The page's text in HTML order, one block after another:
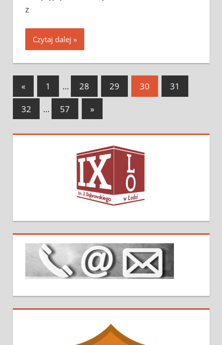
z
Czytaj dalej
Nawigacja
wpisów
«Previous
Posts
1 … 28 29 30
31
32
… 57
Next
»